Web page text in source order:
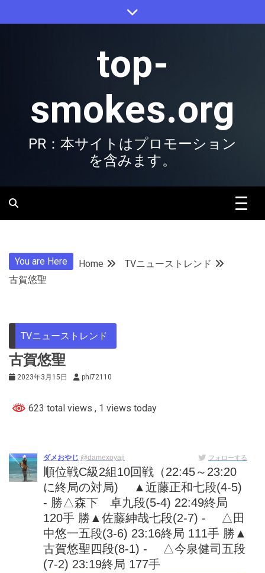
to
top-
smokes.org
PR：本サイトはプロモーション
を含みます。
You are Here Home
TVニューストレンド
古賀悠聖
TVニューストレンド
古賀悠聖
2023年3月15日 phi72110
623 total views , 1 views today
ダメおやじ @damexoyaji フォローする
順位戦C級2組10回戦（22:45～23:20
に終局の対局) ▲近藤正和七段(4-5)
- 勝△森下 卓九段(5-4) 22:49終局
120手 勝▲佐藤紳哉七段(2-7) - △田
中悠一五段(3-6) 23:16終局 111手 勝▲
古賀悠聖四段(8-1) - △今泉健司五段
(7-2) 23:19終局 177手